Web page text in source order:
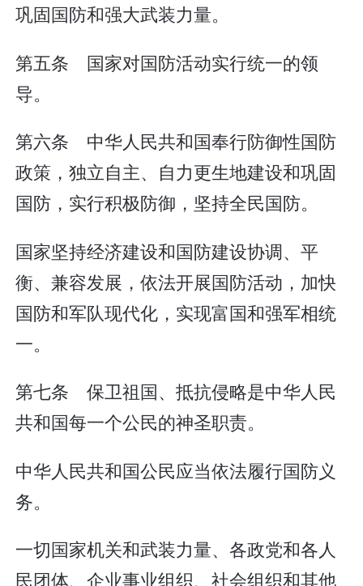
巩固国防和强大武装力量。
第五条 国家对国防活动实行统一的领
导。
第六条 中华人民共和国奉行防御性国防
政策，独立自主、自力更生地建设和巩固
国防，实行积极防御，坚持全民国防。
国家坚持经济建设和国防建设协调、平
衡、兼容发展，依法开展国防活动，加快
国防和军队现代化，实现富国和强军相统
一。
第七条 保卫祖国、抵抗侵略是中华人民
共和国每一个公民的神圣职责。
中华人民共和国公民应当依法履行国防义
务。
一切国家机关和武装力量、各政党和各人
民团体、企业事业组织、社会组织和其他